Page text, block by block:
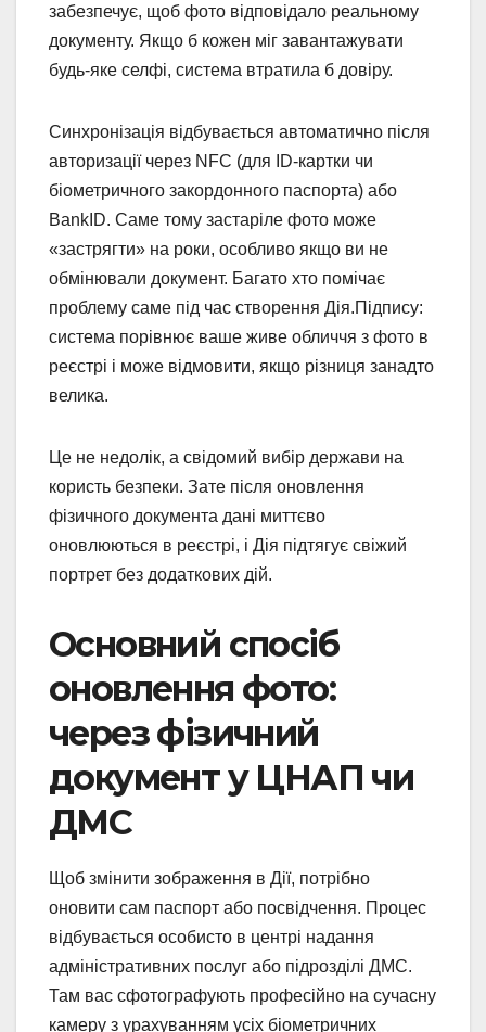
забезпечує, щоб фото відповідало реальному
документу. Якщо б кожен міг завантажувати
будь-яке селфі, система втратила б довіру.
Синхронізація відбувається автоматично після
авторизації через NFC (для ID-картки чи
біометричного закордонного паспорта) або
BankID. Саме тому застаріле фото може
«застрягти» на роки, особливо якщо ви не
обмінювали документ. Багато хто помічає
проблему саме під час створення Дія.Підпису:
система порівнює ваше живе обличчя з фото в
реєстрі і може відмовити, якщо різниця занадто
велика.
Це не недолік, а свідомий вибір держави на
користь безпеки. Зате після оновлення
фізичного документа дані миттєво
оновлюються в реєстрі, і Дія підтягує свіжий
портрет без додаткових дій.
Основний спосіб
оновлення фото:
через фізичний
документ у ЦНАП чи
ДМС
Щоб змінити зображення в Дії, потрібно
оновити сам паспорт або посвідчення. Процес
відбувається особисто в центрі надання
адміністративних послуг або підрозділі ДМС.
Там вас сфотографують професійно на сучасну
камеру з урахуванням усіх біометричних